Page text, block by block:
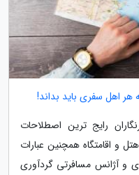
اهل سفری باید بداند!
رایج ترین اصطلاحات
و اقامتگاه همچنین عبارات
و آژانس مسافرتی گردآوری